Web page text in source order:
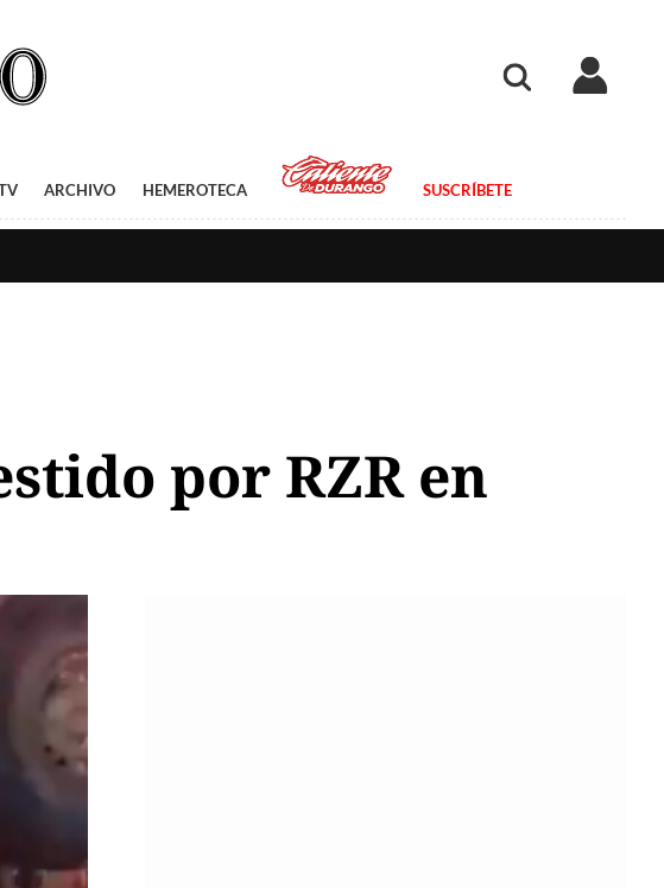
ARCHIVO HEMEROTECA SUSCRÍBETE
por RZR en